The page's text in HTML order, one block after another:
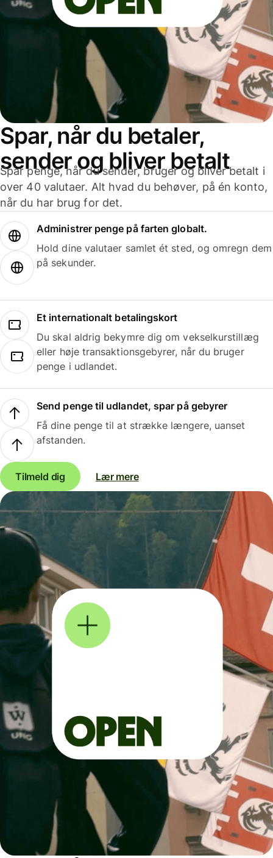
Spar, når du betaler,
sender og bliver betalt
Spar penge, når du sender, bruger og bliver betalt i
over 40 valutaer. Alt hvad du behøver, på én konto,
når du har brug for det.
Administrer penge på farten globalt.
Hold dine valutaer samlet ét sted, og omregn dem
på sekunder.
Et internationalt betalingskort
Du skal aldrig bekymre dig om vekselkurstillæg
eller høje transaktionsgebyrer, når du bruger
penge i udlandet.
Send penge til udlandet, spar på gebyrer
Få dine penge til at strække længere, uanset
afstanden.
Tilmeld dig Lær mere